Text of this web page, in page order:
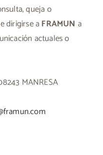
queja o
dirigirse aFRAMUN a
actuales o
MANRESA